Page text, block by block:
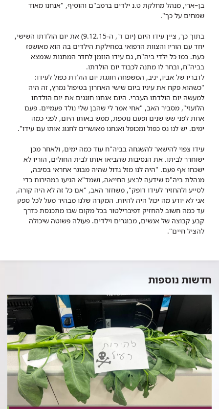
בן–ארי, מנהל מחלקת ט.נ ילדים ברמב"ם והוסיף, "אנחנו מאוד
שמחים על כך".
בתוך כך, ציין עידו היום (יום ד', ה-9.12.15) את יום הולדתו השישי,
יחד עם הוריו והצוות הרפואי במחילקת הילדים בה הוא מאושפז
כעת. כמו כל ילדי ביה"ח, גם עידו הוזמן לחדר המתנות שנמצא
בביה"ח, ובחר לו מתנה לכבוד יום הולדתו.
לדבריו של אביו, יניב, המשפחה חוגגת יום הולדת כפול לעידו:
"כשהוא פקח את עיניו ביום שישי האחרון בטיפול נמרץ, זה היה
למעשה יום הולדתו העברי. היום אנחנו חוגגים את יום הולדתו
הלועזי", מסביר האב, "אחי אמר לי שהבן שלי נולד פעמיים. פעם
אחת לפני שש שנים ופעם נוספת, ממש באותו היום, לפני כמה
ימים. יש לנו נס כפול ומכופל ואנחנו מאושרים לחגוג אותו עם עידו".
עידו צפוי להישאר להשגחה בביה"ח עוד כמה ימים, ולאחר מכן
ישוחרר לביתו. את הנסיבות שהביאו אותו לבית החולים, הוריו לא
ישכחו אף פעם. "היה לנו מזל גדול שהיה מבוגר אחראי בסיבה,
מנהלת ביה"ס שידעה לבצע החייאה, ושמד"א הגיעו במהירות כדי
לסייע ולהחזיר לעידו דופק", משחזר האב, "אם כל זה לא היה קורה,
אני לא יודע מה יכול היה להיות. המקרה שלנו מבהיר מעל לכל ספק
עד כמה חשוב להחזיק דפיברילטור בכל מקום שבו מתכנסת כדרך
קבע קבוצה של אנשים, מבוגרים וילדים. פעולה פשוטה שיכולה
להציל חיים".
חדשות נוספות